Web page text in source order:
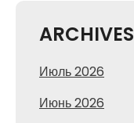
ARCHIVES
Июль 2026
Июнь 2026